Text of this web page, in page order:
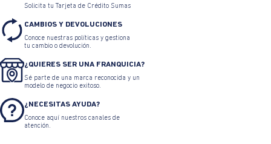
Solicita tu Tarjeta de Crédito Sumas
CAMBIOS Y DEVOLUCIONES
Conoce nuestras políticas y gestiona
tu cambio o devolución.
¿QUIERES SER UNA FRANQUICIA?
Sé parte de una marca reconocida y un
modelo de negocio exitoso.
¿NECESITAS AYUDA?
Conoce aquí nuestros canales de
atención.